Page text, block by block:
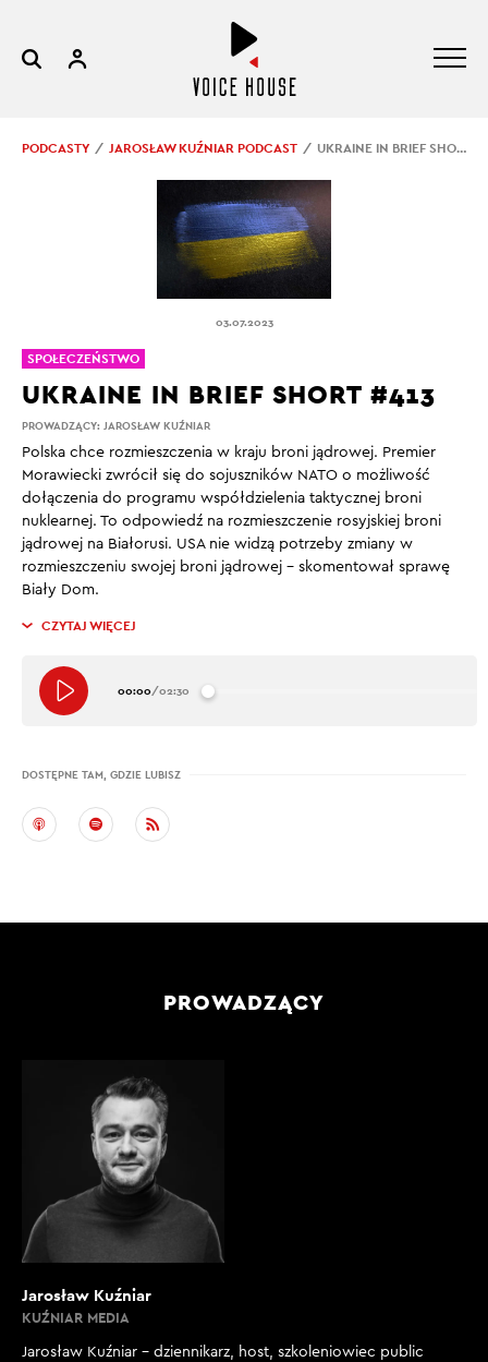
PODCASTY JAROSŁAW KUŹNIAR PODCAST UKRAINE IN BRIEF SHORT #413
03.07.2023
PROWADZĄCY: JAROSŁAW KUŹNIAR
UKRAINE IN BRIEF SHORT #413
Polska chce rozmieszczenia w kraju broni jądrowej. Premier
Morawiecki zwrócił się do sojuszników NATO o możliwość
dołączenia do programu współdzielenia taktycznej broni
nuklearnej. To odpowiedź na rozmieszczenie rosyjskiej broni
jądrowej na Białorusi. USA nie widzą potrzeby zmiany w
rozmieszczeniu swojej broni jądrowej – skomentował sprawę
Biały Dom.
CZYTAJ WIĘCEJ
00:00/02:30
DOSTĘPNE TAM, GDZIE LUBISZ
SPOŁECZEŃSTWO
PROWADZĄCY
Jarosław Kuźniar
KUŹNIAR MEDIA
Jarosław Kuźniar – dziennikarz, host, szkoleniowiec public